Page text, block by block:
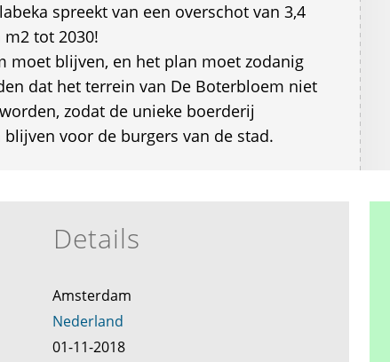
spreekt van een overschot van 3,4
tot 2030!
moet blijven, en het plan moet zodanig
dat het terrein van De Boterbloem niet
zodat de unieke boerderij
voor de burgers van de stad.
Details
Amsterdam
Nederland
01-11-2018